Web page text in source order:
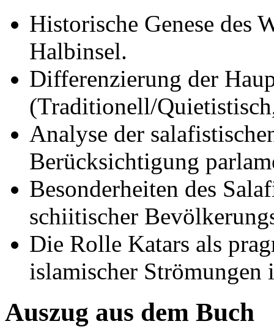
Historische Genese des
Halbinsel.
Differenzierung der
(Traditionell/
Analyse der
Berücksichtigung
Besonderheiten des
schiitischer
Die Rolle Katars als
islamischer
Auszug aus dem Buch